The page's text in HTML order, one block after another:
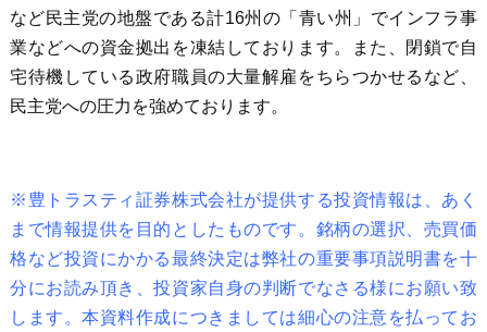
など民主党の地盤である計16州の「青い州」でインフラ事
業などへの資金拠出を凍結しております。また、閉鎖で自
宅待機している政府職員の大量解雇をちらつかせるなど、
民主党への圧力を強めております。
※豊トラスティ証券株式会社が提供する投資情報は、あく
まで情報提供を目的としたものです。銘柄の選択、売買価
格など投資にかかる最終決定は弊社の重要事項説明書を十
分にお読み頂き、投資家自身の判断でなさる様にお願い致
します。本資料作成につきましては細心の注意を払ってお